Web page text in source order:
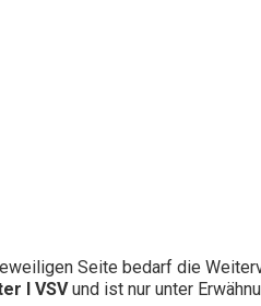
Seite bedarf die
l VSVund ist nur unter